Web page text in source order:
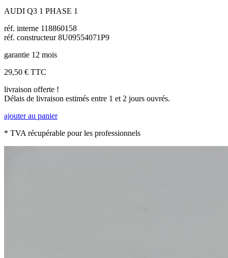
AUDI Q3 1 PHASE 1
réf. interne 118860158
réf. constructeur 8U09554071P9
garantie 12 mois
29,50 € TTC
livraison offerte !
Délais de livraison estimés entre 1 et 2 jours ouvrés.
ajouter au panier
* TVA récupérable pour les professionnels